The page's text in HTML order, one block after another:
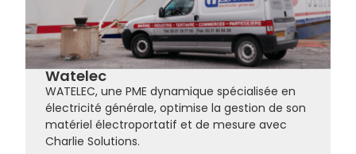
Watelec
WATELEC, une PME dynamique spécialisée en
électricité générale, optimise la gestion de son
matériel électroportatif et de mesure avec
Charlie Solutions.